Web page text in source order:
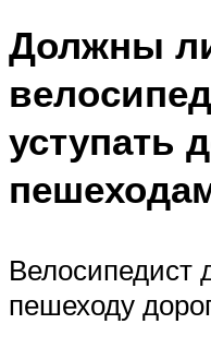
Должны
уступать
Велосипедист
пешеходу